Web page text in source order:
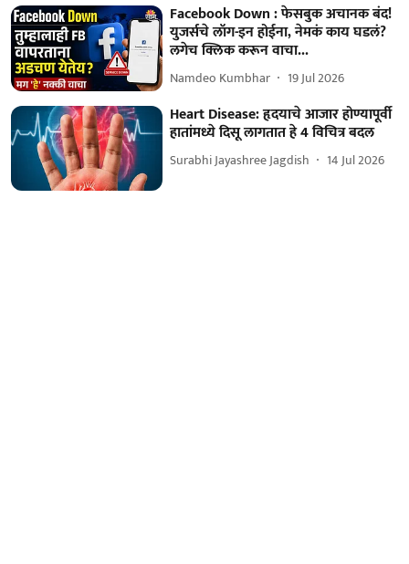
Facebook Down : फेसबुक अचानक बंद!
युजर्सचे लॉग-इन होईना, नेमकं काय घडलं?
लगेच क्लिक करून वाचा...
Namdeo Kumbhar 19 Jul 2026
Heart Disease: हृदयाचे आजार होण्यापूर्वी
हातांमध्ये दिसू लागतात हे 4 विचित्र बदल
Surabhi Jayashree Jagdish 14 Jul 2026